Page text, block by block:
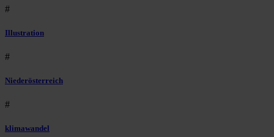
#
Illustration
#
Niederösterreich
#
klimawandel